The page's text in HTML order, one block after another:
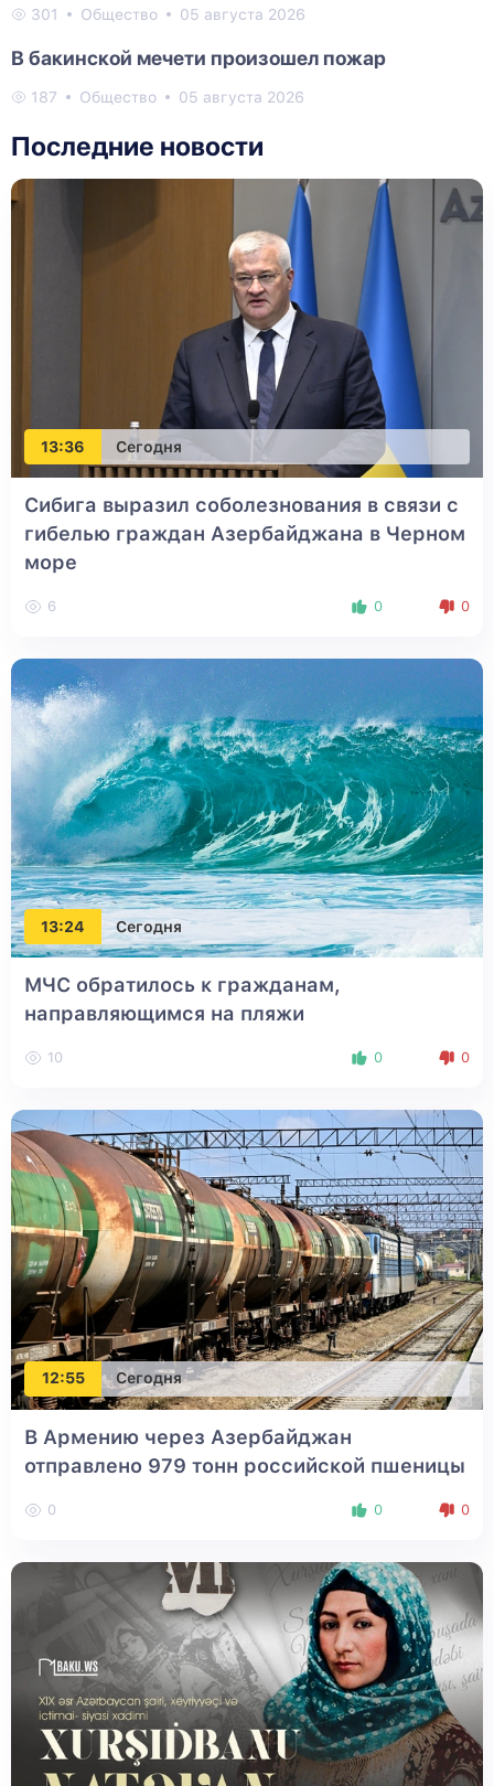
301 Общество 05 августа 2026
В бакинской мечети произошел пожар
187 Общество 05 августа 2026
Последние новости
13:36 Сегодня
Сибига выразил соболезнования в связи с
гибелью граждан Азербайджана в Черном
море
6 0 0
13:24 Сегодня
МЧС обратилось к гражданам,
направляющимся на пляжи
10 0 0
12:55 Сегодня
В Армению через Азербайджан
отправлено 979 тонн российской пшеницы
0 0 0